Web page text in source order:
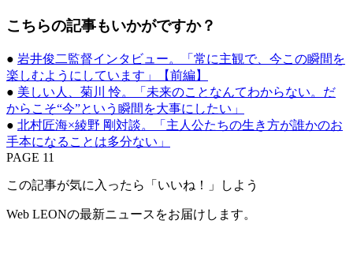
こちらの記事もいかがですか？
● 岩井俊二監督インタビュー。「常に主観で、今この瞬間を
楽しむようにしています」【前編】
● 美しい人、菊川 怜。「未来のことなんてわからない。だ
からこそ“今”という瞬間を大事にしたい」
● 北村匠海×綾野 剛対談。「主人公たちの生き方が誰かのお
手本になることは多分ない」
PAGE 11
この記事が気に入ったら「いいね！」しよう
Web LEONの最新ニュースをお届けします。